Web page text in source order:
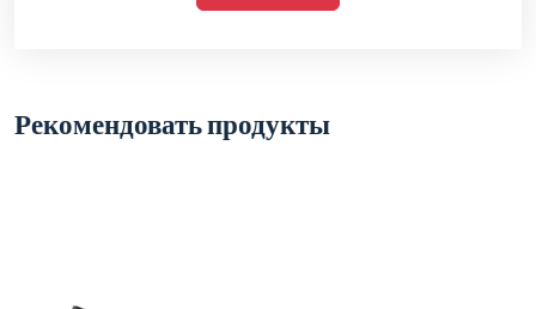
Рекомендовать продукты